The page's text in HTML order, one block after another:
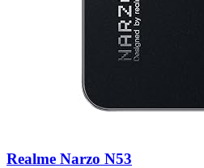
Realme Narzo N53